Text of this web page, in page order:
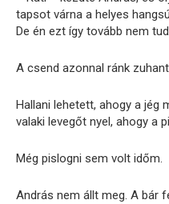
tapsot várna a helyes
De én ezt így tovább nem
A csend azonnal ránk
Hallani lehetett, ahogy a jég
valaki levegőt nyel, ahogy a
Még pislogni sem volt időm.
András nem állt meg. A bár